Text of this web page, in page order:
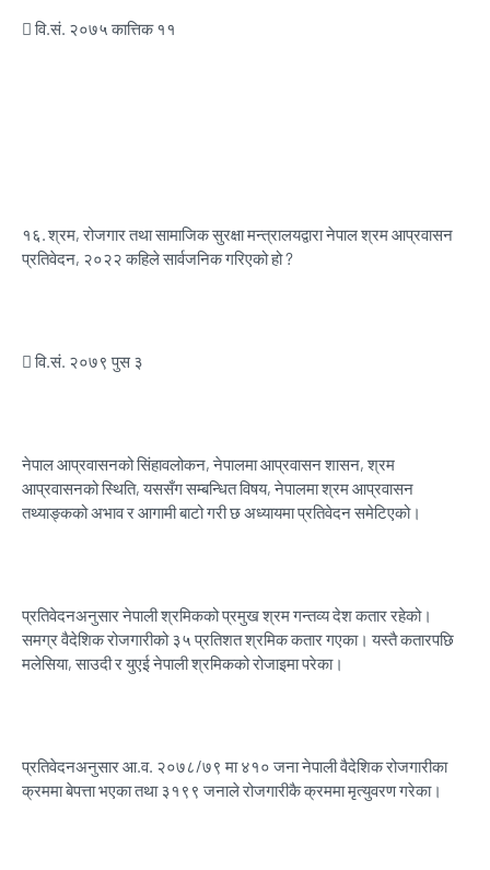
 वि.सं. २०७५ कात्तिक ११
१६.श्रम, रोजगार तथा सामाजिक सुरक्षा मन्त्रालयद्वारा नेपाल श्रम आप्रवासन
प्रतिवेदन, २०२२ कहिले सार्वजनिक गरिएको हो ?
 वि.सं. २०७९ पुस ३
नेपाल आप्रवासनको सिंहावलोकन, नेपालमा आप्रवासन शासन, श्रम
आप्रवासनको स्थिति, यससँग सम्बन्धित विषय, नेपालमा श्रम आप्रवासन
तथ्याङ्कको अभाव र आगामी बाटो गरी छ अध्यायमा प्रतिवेदन समेटिएको।
प्रतिवेदनअनुसार नेपाली श्रमिकको प्रमुख श्रम गन्तव्य देश कतार रहेको।
समग्र वैदेशिक रोजगारीको ३५ प्रतिशत श्रमिक कतार गएका। यस्तै कतारपछि
मलेसिया, साउदी र युएई नेपाली श्रमिकको रोजाइमा परेका।
प्रतिवेदनअनुसार आ.व. २०७८/७९ मा ४१० जना नेपाली वैदेशिक रोजगारीका
क्रममा बेपत्ता भएका तथा ३१९९ जनाले रोजगारीकै क्रममा मृत्युवरण गरेका।